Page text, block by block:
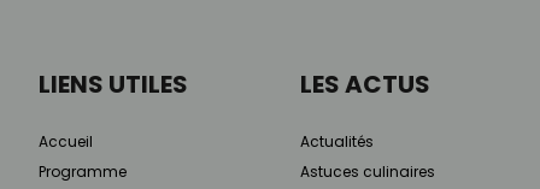
LIENS UTILES
Accueil
Programme
LES ACTUS
Actualités
Astuces culinaires